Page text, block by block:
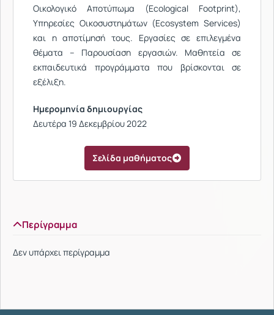
Οικολογικό Αποτύπωμα (Ecological Footprint),
Υπηρεσίες Οικοσυστημάτων (Ecosystem Services)
και η αποτίμησή τους. Εργασίες σε επιλεγμένα
θέματα – Παρουσίαση εργασιών. Μαθητεία σε
εκπαιδευτικά προγράμματα που βρίσκονται σε
εξέλιξη.
Ημερομηνία δημιουργίας
Δευτέρα 19 Δεκεμβρίου 2022
Σελίδα μαθήματος
Περίγραμμα
Δεν υπάρχει περίγραμμα